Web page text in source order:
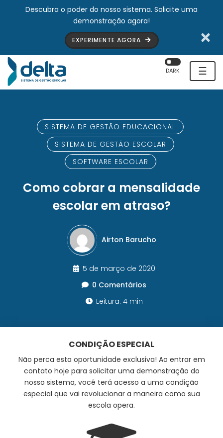
Descubra o poder do nosso sistema. Solicite uma
demonstração agora!
EXPERIMENTE AGORA
☰
DARK
SISTEMA DE GESTÃO EDUCACIONAL
SISTEMA DE GESTÃO ESCOLAR
SOFTWARE ESCOLAR
Como cobrar a mensalidade
escolar em atraso?
Airton Barucho
5 de março de 2020
0 Comentários
Leitura: 4 min
CONDIÇÃO ESPECIAL
Não perca esta oportunidade exclusiva! Ao entrar em
contato hoje para solicitar uma demonstração do
nosso sistema, você terá acesso a uma condição
especial que vai revolucionar a maneira como sua
escola opera.